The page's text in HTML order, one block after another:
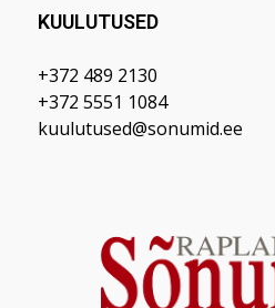
KUULUTUSED
+372 489 2130
+372 5551 1084
kuulutused@sonumid.ee